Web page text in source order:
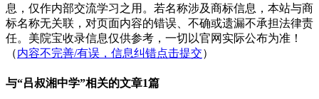
息，仅作内部交流学习之用。若名称涉及商标信息，本站与商
标名称无关联，对页面内容的错误、不确或遗漏不承担法律责
任。美院宝收录信息仅供参考，一切以官网实际公布为准！
（内容不完善/有误，信息纠错点击提交）
与“吕叔湘中学”相关的文章1篇